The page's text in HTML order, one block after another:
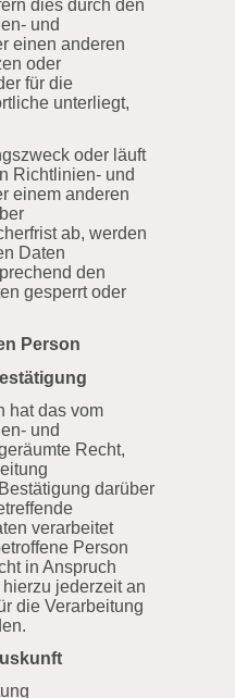
dies durch den
und
einen anderen
oder
für die
unterliegt,
oder läuft
Richtlinien- und
einem anderen
ab, werden
Daten
den
gesperrt oder
Person
hat das vom
und
Recht,
darüber
verarbeitet
Person
in Anspruch
jederzeit an
die Verarbeitung